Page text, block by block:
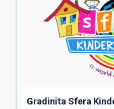
Gradinita Sfera